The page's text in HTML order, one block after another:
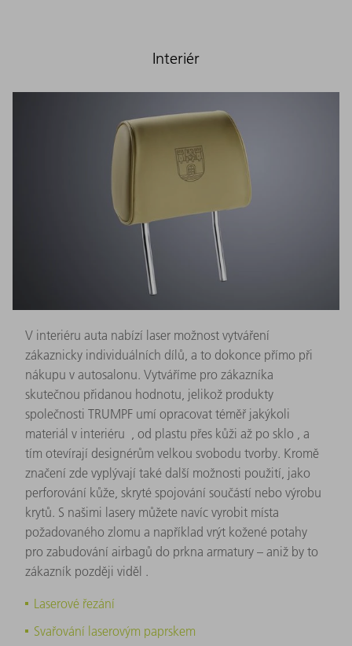
Interiér
V interiéru auta nabízí laser možnost vytváření
zákaznicky individuálních dílů, a to dokonce přímo při
nákupu v autosalonu. Vytváříme pro zákazníka
skutečnou přidanou hodnotu, jelikož produkty
společnosti TRUMPF umí opracovat téměř jakýkoli
materiál v interiéru , od plastu přes kůži až po sklo , a
tím otevírají designérům velkou svobodu tvorby. Kromě
značení zde vyplývají také další možnosti použití, jako
perforování kůže, skryté spojování součástí nebo výrobu
krytů. S našimi lasery můžete navíc vyrobit místa
požadovaného zlomu a například vrýt kožené potahy
pro zabudování airbagů do prkna armatury – aniž by to
zákazník později viděl .
Laserové řezání
Svařování laserovým paprskem